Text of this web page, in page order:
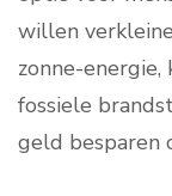
willen
zonne-energie,
fossiele
geld besparen